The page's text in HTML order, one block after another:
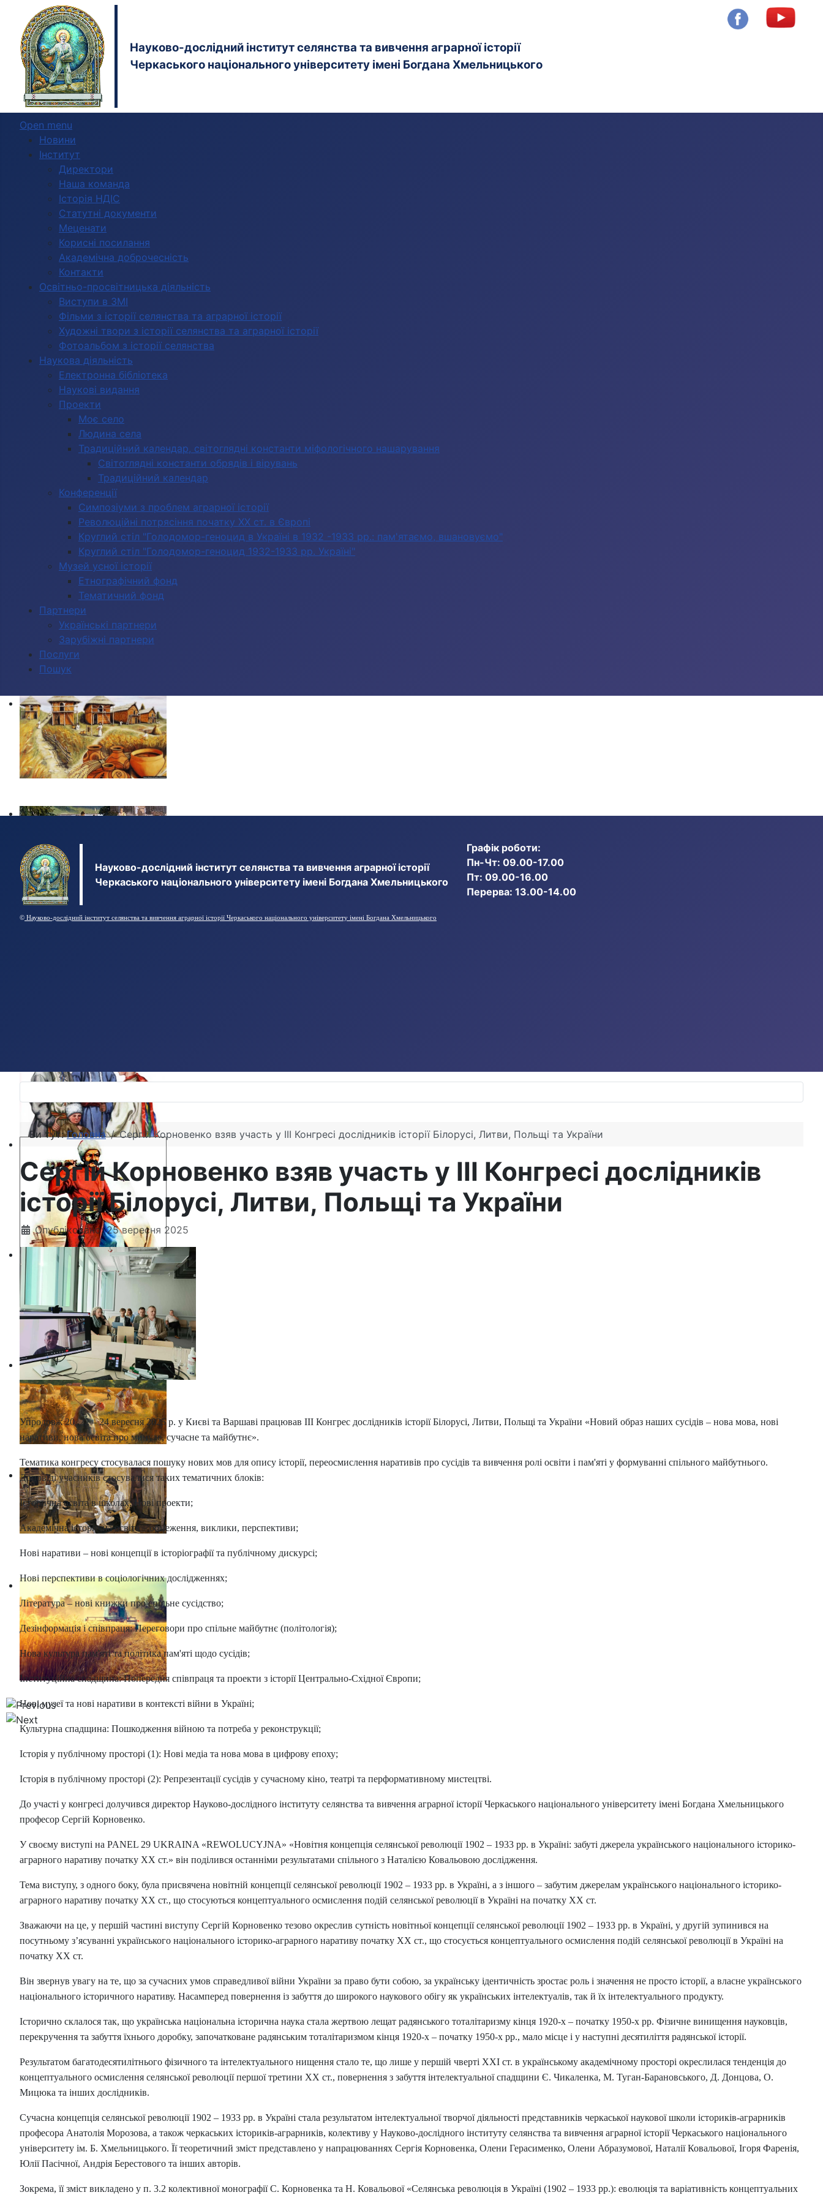
Науково-дослідний інститут селянства та вивчення аграрної історії
Черкаського національного університету імені Богдана Хмельницького
Open menu
Новини
Інститут
Директори
Наша команда
Історія НДІС
Статутні документи
Меценати
Корисні посилання
Академічна доброчесність
Контакти
Освітньо-просвітницька діяльність
Виступи в ЗМІ
Фільми з історії селянства та аграрної історії
Художні твори з історії селянства та аграрної історії
Фотоальбом з історії селянства
Наукова діяльність
Електронна бібліотека
Наукові видання
Проекти
Моє село
Людина села
Традиційний календар, світоглядні константи міфологічного нашарування
Світоглядні константи обрядів і вірувань
Традиційний календар
Конференції
Симпозіуми з проблем аграрної історії
Революційні потрясіння початку ХХ ст. в Європі
Круглий стіл "Голодомор-геноцид в Україні в 1932 -1933 рр.: пам'ятаємо, вшановуємо"
Круглий стіл "Голодомор-геноцид 1932-1933 рр. Україні"
Музей усної історії
Етнографічний фонд
Тематичний фонд
Партнери
Українські партнери
Зарубіжні партнери
Послуги
Пошук
Ви тут:Головна Сергій Корновенко взяв участь у ІІІ Конгресі дослідників історії Білорусі, Литви, Польщі та України
Сергій Корновенко взяв участь у ІІІ Конгресі дослідників
історії Білорусі, Литви, Польщі та України
Опубліковано: 25 вересня 2025
Упродовж 20, 22 – 24 вересня 2025 р. у Києві та Варшаві працював ІІІ Конгрес дослідників історії Білорусі, Литви, Польщі та України «Новий образ наших сусідів – нова мова, нові
наративи, нова освіта про минуле, сучасне та майбутнє».
Тематика конгресу стосувалася пошуку нових мов для опису історії, переосмислення наративів про сусідів та вивчення ролі освіти і пам'яті у формуванні спільного майбутнього.
Доповіді учасників стосувалися таких тематичних блоків:
Історична освіта в школах: Нові проекти;
Академічна історична освіта – обмеження, виклики, перспективи;
Нові наративи – нові концепції в історіографії та публічному дискурсі;
Нові перспективи в соціологічних дослідженнях;
Література – нові книжки про спільне сусідство;
Дезінформація і співпраця: Переговори про спільне майбутнє (політологія);
Нова культура пам'яті та політика пам'яті щодо сусідів;
Інституційна спадщина: Попередня співпраця та проекти з історії Центрально-Східної Європи;
Нові музеї та нові наративи в контексті війни в Україні;
Культурна спадщина: Пошкодження війною та потреба у реконструкції;
Історія у публічному просторі (1): Нові медіа та нова мова в цифрову епоху;
Історія в публічному просторі (2): Репрезентації сусідів у сучасному кіно, театрі та перформативному мистецтві.
До участі у конгресі долучився директор Науково-дослідного інституту селянства та вивчення аграрної історії Черкаського національного університету імені Богдана Хмельницького
професор Сергій Корновенко.
У своєму виступі на PANEL 29 UKRAINA «REWOLUCYJNA» «Новітня концепція селянської революції 1902 – 1933 рр. в Україні: забуті джерела українського національного історико-
аграрного наративу початку ХХ ст.» він поділився останніми результатами спільного з Наталією Ковальовою дослідження.
Тема виступу, з одного боку, була присвячена новітній концепції селянської революції 1902 – 1933 рр. в Україні, а з іншого – забутим джерелам українського національного історико-
аграрного наративу початку ХХ ст., що стосуються концептуального осмислення подій селянської революції в Україні на початку ХХ ст.
Зважаючи на це, у першій частині виступу Сергій Корновенко тезово окреслив сутність новітньої концепції селянської революції 1902 – 1933 рр. в Україні, у другій зупинився на
посутньому з’ясуванні українського національного історико-аграрного наративу початку ХХ ст., що стосується концептуального осмислення подій селянської революції в Україні на
початку ХХ ст.
Він звернув увагу на те, що за сучасних умов справедливої війни України за право бути собою, за українську ідентичність зростає роль і значення не просто історії, а власне українського
національного історичного наративу. Насамперед повернення із забуття до широкого наукового обігу як українських інтелектуалів, так й їх інтелектуального продукту.
Історично склалося так, що українська національна історична наука стала жертвою лещат радянського тоталітаризму кінця 1920-х – початку 1950-х рр. Фізичне винищення науковців,
перекручення та забуття їхнього доробку, започатковане радянським тоталітаризмом кінця 1920-х – початку 1950-х рр., мало місце і у наступні десятиліття радянської історії.
Результатом багатодесятилітнього фізичного та інтелектуального нищення стало те, що лише у першій чверті ХХІ ст. в українському академічному просторі окреслилася тенденція до
концептуального осмислення селянської революції першої третини ХХ ст., повернення з забуття інтелектуальної спадщини Є. Чикаленка, М. Туган-Барановського, Д. Донцова, О.
Мицюка та інших дослідників.
Сучасна концепція селянської революції 1902 – 1933 рр. в Україні стала результатом інтелектуальної творчої діяльності представників черкаської наукової школи істориків-аграрників
професора Анатолія Морозова, а також черкаських істориків-аграрників, колективу у Науково-дослідного інституту селянства та вивчення аграрної історії Черкаського національного
університету ім. Б. Хмельницького. Її теоретичний зміст представлено у напрацюваннях Сергія Корновенка, Олени Герасименко, Олени Абразумової, Наталії Ковальової, Ігоря Фаренія,
Юлії Пасічної, Андрія Берестового та інших авторів.
Зокрема, її зміст викладено у п. 3.2 колективної монографії С. Корновенка та Н. Ковальової «Селянська революція в Україні (1902 – 1933 рр.): еволюція та варіативність концептуальних
Науково-дослідний інститут селянства та вивчення аграрної історії
Черкаського національного університету імені Богдана Хмельницького
Графік роботи:
Пн-Чт: 09.00-17.00
Пт: 09.00-16.00
Перерва: 13.00-14.00
© Науково-дослідний інститут селянства та вивчення аграрної історії Черкаського національного університету імені Богдана Хмельницького